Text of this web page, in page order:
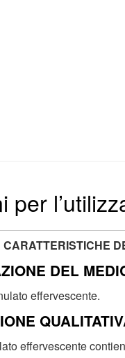
per
DEL
effervescente.
effervescente